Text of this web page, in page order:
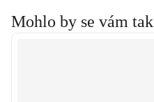
Mohlo by se vám